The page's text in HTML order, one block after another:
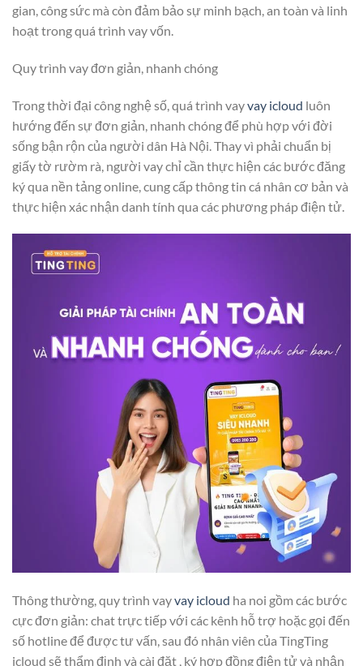
gian, công sức mà còn đảm bảo sự minh bạch, an toàn và linh
hoạt trong quá trình vay vốn.
Quy trình vay đơn giản, nhanh chóng
Trong thời đại công nghệ số, quá trình vayvay icloud luôn
hướng đến sự đơn giản, nhanh chóng để phù hợp với đời
sống bận rộn của người dân Hà Nội. Thay vì phải chuẩn bị
giấy tờ rườm rà, người vay chỉ cần thực hiện các bước đăng
ký qua nền tảng online, cung cấp thông tin cá nhân cơ bản và
thực hiện xác nhận danh tính qua các phương pháp điện tử.
Thông thường, quy trình vayvay icloud ha noi gồm các bước
cực đơn giản: chat trực tiếp với các kênh hỗ trợ hoặc gọi đến
số hotline để được tư vấn, sau đó nhân viên của TingTing
icloud sẽ thẩm định và cài đặt , ký hợp đồng điện tử và nhận